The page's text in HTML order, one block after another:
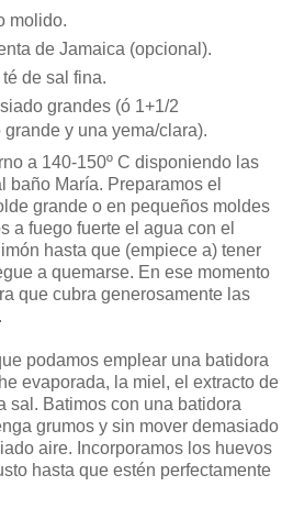
molido.
de Jamaica (opcional).
de sal fina.
grandes (ó 1+1/2
y una yema/clara).
a 140-150º C disponiendo las
baño María. Preparamos el
grande o en pequeños moldes
a fuego fuerte el agua con el
hasta que (empiece a) tener
a quemarse. En ese momento
que cubra generosamente las
podamos emplear una batidora
evaporada, la miel, el extracto de
sal. Batimos con una batidora
grumos y sin mover demasiado
aire. Incorporamos los huevos
hasta que estén perfectamente